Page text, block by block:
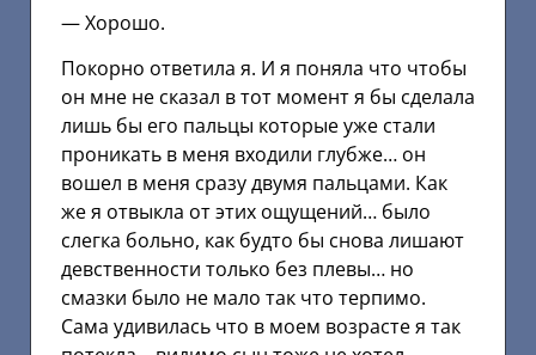
— Хорошо.
Покорно ответила я. И я поняла что чтобы
он мне не сказал в тот момент я бы сделала
лишь бы его пальцы которые уже стали
проникать в меня входили глубже… он
вошел в меня сразу двумя пальцами. Как
же я отвыкла от этих ощущений… было
слегка больно, как будто бы снова лишают
девственности только без плевы… но
смазки было не мало так что терпимо.
Сама удивилась что в моем возрасте я так